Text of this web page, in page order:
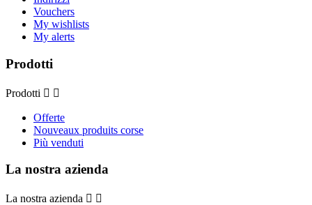
Vouchers
My wishlists
My alerts
Prodotti
Prodotti  
Offerte
Nouveaux produits corse
Più venduti
La nostra azienda
La nostra azienda  